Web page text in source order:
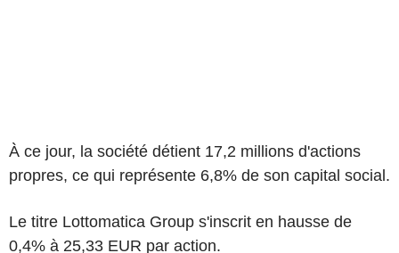
À ce jour, la société détient 17,2 millions d'actions
propres, ce qui représente 6,8% de son capital social.
Le titre Lottomatica Group s'inscrit en hausse de
0,4% à 25,33 EUR par action.